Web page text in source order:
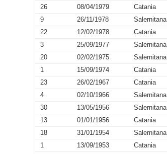
26
08/04/1979 Catania
9
26/11/1978 Salernitana
22
12/02/1978 Catania
3
25/09/1977 Salernitana
20
02/02/1975 Salernitana
1
15/09/1974 Catania
23
26/02/1967 Catania
4
02/10/1966 Salernitana
30
13/05/1956 Salernitana
13
01/01/1956 Catania
18
31/01/1954 Salernitana
1
13/09/1953 Catania